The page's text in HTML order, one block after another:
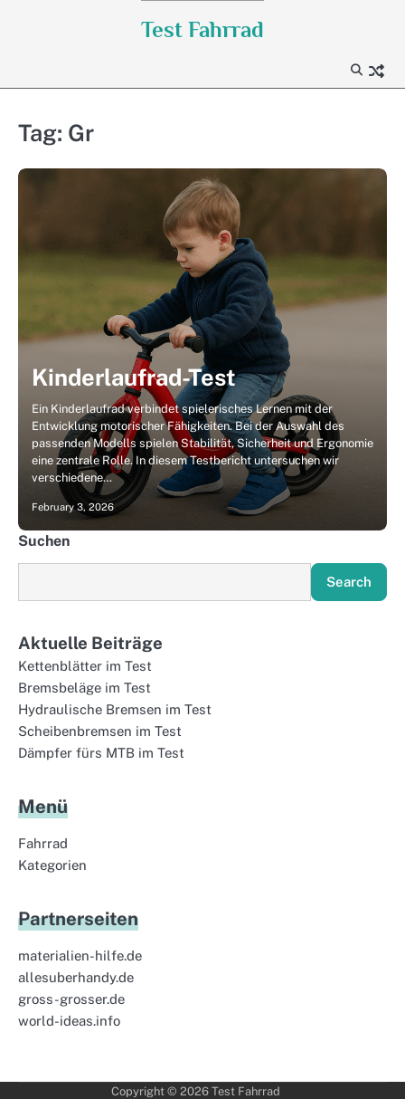
Test Fahrrad
Tag: Gr
Kinderlaufrad-Test
Ein Kinderlaufrad verbindet spielerisches Lernen mit der
Entwicklung motorischer Fähigkeiten. Bei der Auswahl des
passenden Modells spielen Stabilität, Sicherheit und Ergonomie
eine zentrale Rolle. In diesem Testbericht untersuchen wir
verschiedene…
February 3, 2026
Suchen
Search
Aktuelle Beiträge
Kettenblätter im Test
Bremsbeläge im Test
Hydraulische Bremsen im Test
Scheibenbremsen im Test
Dämpfer fürs MTB im Test
Menü
Fahrrad
Kategorien
Partnerseiten
materialien-hilfe.de
allesuberhandy.de
gross-grosser.de
world-ideas.info
Copyright © 2026 Test Fahrrad